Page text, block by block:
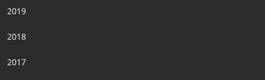
2019
2018
2017